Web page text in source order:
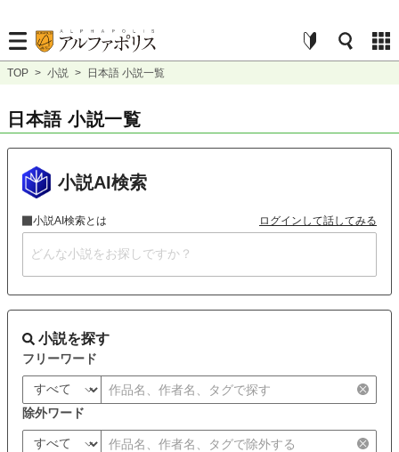
TOP > 小説 > 日本語 小説一覧
日本語 小説一覧
小説AI検索
小説AI検索とは ログインして話してみる
小説を探す
フリーワード
除外ワード